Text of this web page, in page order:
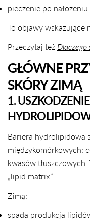
pieczenie po
To objawy wskazujące
Przeczytaj też Dlaczego
GŁÓWNE
SKÓRY ZIMĄ
1.
Bariera hydrolipidowa
międzykomórkowych:
kwasów
„lipid matrix”.
Zimą:
spada produkcja